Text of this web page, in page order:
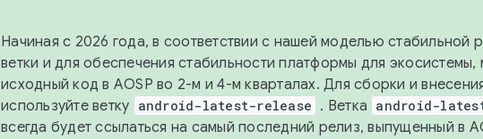
Начиная с 2026 года, в соответствии с нашей моделью стабильной
ветки и для обеспечения стабильности платформы для
исходный код в AOSP во 2-м и 4-м кварталах. Для сборки и
используйте ветку android-latest-release . Ветка android-
всегда будет ссылаться на самый последний релиз, выпущенный в